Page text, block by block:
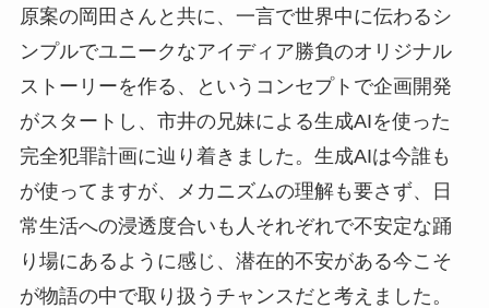
原案の岡田さんと共に、一言で世界中に伝わるシ
ンプルでユニークなアイディア勝負のオリジナル
ストーリーを作る、というコンセプトで企画開発
がスタートし、市井の兄妹による生成AIを使った
完全犯罪計画に辿り着きました。生成AIは今誰も
が使ってますが、メカニズムの理解も要さず、日
常生活への浸透度合いも人それぞれで不安定な踊
り場にあるように感じ、潜在的不安がある今こそ
が物語の中で取り扱うチャンスだと考えました。